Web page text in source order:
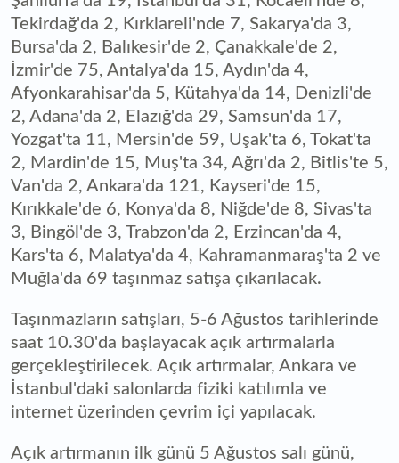
Tekirdağ'da 2, Kırklareli'nde 7, Sakarya'da 3,
Bursa'da 2, Balıkesir'de 2, Çanakkale'de 2,
İzmir'de 75, Antalya'da 15, Aydın'da 4,
Afyonkarahisar'da 5, Kütahya'da 14, Denizli'de
2, Adana'da 2, Elazığ'da 29, Samsun'da 17,
Yozgat'ta 11, Mersin'de 59, Uşak'ta 6, Tokat'ta
2, Mardin'de 15, Muş'ta 34, Ağrı'da 2, Bitlis'te 5,
Van'da 2, Ankara'da 121, Kayseri'de 15,
Kırıkkale'de 6, Konya'da 8, Niğde'de 8, Sivas'ta
3, Bingöl'de 3, Trabzon'da 2, Erzincan'da 4,
Kars'ta 6, Malatya'da 4, Kahramanmaraş'ta 2 ve
Muğla'da 69 taşınmaz satışa çıkarılacak.
Taşınmazların satışları, 5-6 Ağustos tarihlerinde
saat 10.30'da başlayacak açık artırmalarla
gerçekleştirilecek. Açık artırmalar, Ankara ve
İstanbul'daki salonlarda fiziki katılımla ve
internet üzerinden çevrim içi yapılacak.
Açık artırmanın ilk günü 5 Ağustos salı günü,